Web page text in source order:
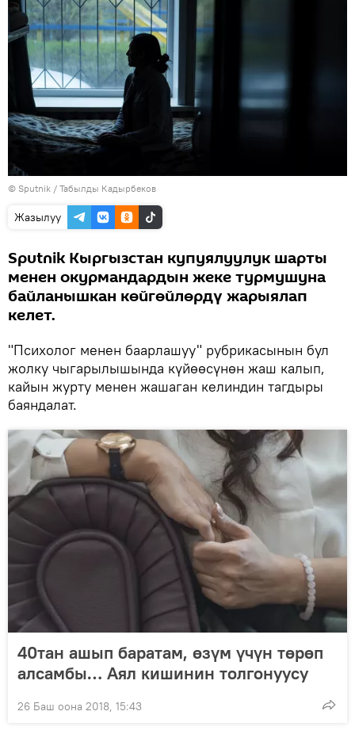
© Sputnik / Табылды Кадырбеков
Жазылуу
Sputnik Кыргызстан купуялуулук шарты
менен окурмандардын жеке турмушуна
байланышкан көйгөйлөрдү жарыялап
келет.
"Психолог менен баарлашуу" рубрикасынын бул
жолку чыгарылышында күйөөсүнөн жаш калып,
кайын журту менен жашаган келиндин тагдыры
баяндалат.
40тан ашып баратам, өзүм үчүн төрөп
алсамбы… Аял кишинин толгонуусу
26 Баш оона 2018, 15:43